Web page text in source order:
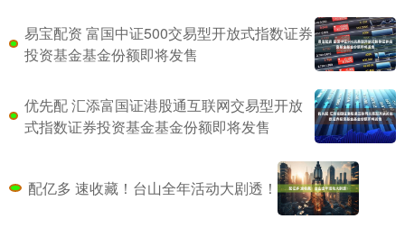
易宝配资 富国中证500交易型开放式指数证券
投资基金基金份额即将发售
优先配 汇添富国证港股通互联网交易型开放
式指数证券投资基金基金份额即将发售
配亿多 速收藏！台山全年活动大剧透！